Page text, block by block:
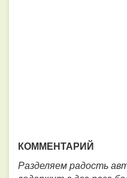
КОММЕНТАРИЙ
Разделяем радость